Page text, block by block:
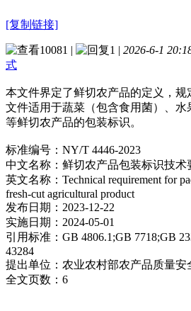
[复制链接]
10081 | 1 | 2026-6-1
式
本文件界定了鲜切农产品的定义，
文件适用于蔬菜（包含食用菌）、
等鲜切农产品的包装标识。
标准编号：NY/T 4446-2023
中文名称：鲜切农产品包装标识技术
英文名称：Technical requirement for
fresh-cut agricultural product
发布日期：2023-12-22
实施日期：2024-05-01
引用标准：GB 4806.1;GB 7718;GB
43284
提出单位：农业农村部农产品质量安
全文页数：6